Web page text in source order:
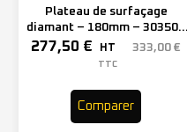
Plateau de surfaçage
diamant – 180mm – 303506
(x1)
277,50 € HT 333,00 €
TTC
Comparer